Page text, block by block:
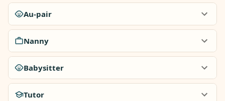
Au-pair
Nanny
Babysitter
Tutor